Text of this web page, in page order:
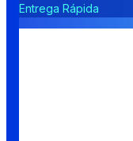
Entrega Rápida